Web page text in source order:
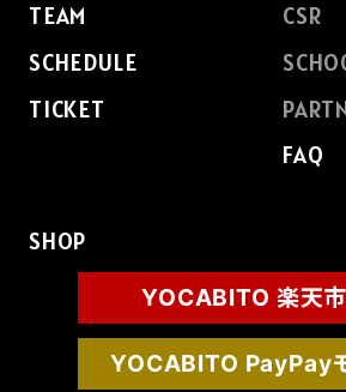
TEAM
SCHEDULE
TICKET
CSR
FAQ
SHOP
YOCABITO 楽天
YOCABITO PayPay